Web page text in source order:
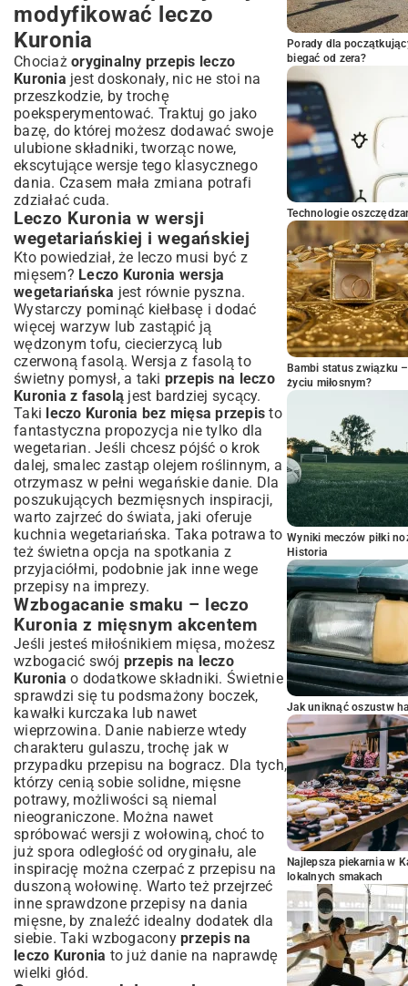
modyfikować leczo
Kuronia
Chociaż oryginalny przepis leczo
Kuronia jest doskonały, nic не stoi na
przeszkodzie, by trochę
poeksperymentować. Traktuj go jako
bazę, do której możesz dodawać swoje
ulubione składniki, tworząc nowe,
ekscytujące wersje tego klasycznego
dania. Czasem mała zmiana potrafi
zdziałać cuda.
Leczo Kuronia w wersji
wegetariańskiej i wegańskiej
Kto powiedział, że leczo musi być z
mięsem? Leczo Kuronia wersja
wegetariańska jest równie pyszna.
Wystarczy pominąć kiełbasę i dodać
więcej warzyw lub zastąpić ją
wędzonym tofu, ciecierzycą lub
czerwoną fasolą. Wersja z fasolą to
świetny pomysł, a taki przepis na leczo
Kuronia z fasolą jest bardziej sycący.
Taki leczo Kuronia bez mięsa przepis to
fantastyczna propozycja nie tylko dla
wegetarian. Jeśli chcesz pójść o krok
dalej, smalec zastąp olejem roślinnym, a
otrzymasz w pełni wegańskie danie. Dla
poszukujących bezmięsnych inspiracji,
warto zajrzeć do świata, jaki oferuje
kuchnia wegetariańska. Taka potrawa to
też świetna opcja na spotkania z
przyjaciółmi, podobnie jak inne wege
przepisy na imprezy.
Wzbogacanie smaku – leczo
Kuronia z mięsnym akcentem
Jeśli jesteś miłośnikiem mięsa, możesz
wzbogacić swój przepis na leczo
Kuronia o dodatkowe składniki. Świetnie
sprawdzi się tu podsmażony boczek,
kawałki kurczaka lub nawet
wieprzowina. Danie nabierze wtedy
charakteru gulaszu, trochę jak w
przypadku przepisu na bogracz. Dla tych,
którzy cenią sobie solidne, mięsne
potrawy, możliwości są niemal
nieograniczone. Można nawet
spróbować wersji z wołowiną, choć to
już spora odległość od oryginału, ale
inspirację można czerpać z przepisu na
duszoną wołowinę. Warto też przejrzeć
innesprawdzone przepisy na dania
mięsne, by znaleźć idealny dodatek dla
siebie. Taki wzbogacony przepis na
leczo Kuronia to już danie na naprawdę
wielki głód.
Porady dla
biegać od zera?
Technologie
Bambi status związku
życiu miłosnym?
Wyniki meczów piłki
Historia
Jak uniknąć oszustw
Najlepsza piekarnia w
lokalnych smakach